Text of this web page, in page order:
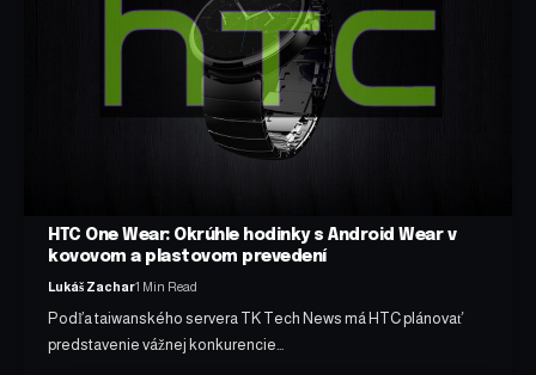
HTC One Wear: Okrúhle hodinky s Android Wear v
kovovom a plastovom prevedení
Lukáš Zachar1 Min Read
Podľa taiwanského servera TK Tech News má HTC plánovať
predstavenie vážnej konkurencie…